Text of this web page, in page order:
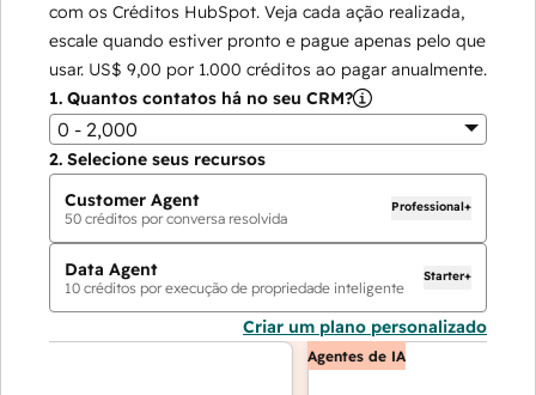
com os Créditos HubSpot. Veja cada ação realizada,
escale quando estiver pronto e pague apenas pelo que
usar. US$ 9,00 por 1.000 créditos ao pagar anualmente.
1. Quantos contatos há no seu CRM?
0 - 2,000
2. Selecione seus recursos
Customer Agent
50 créditos por conversa resolvida
Professional+
Data Agent
10 créditos por execução de propriedade inteligente
Starter+
Criar um plano personalizado
Agentes de IA